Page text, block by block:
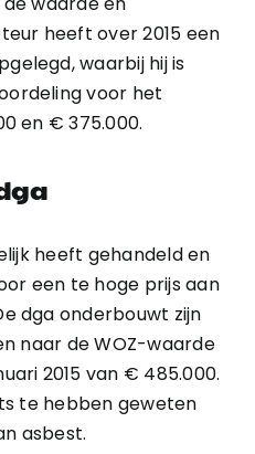
heeft over 2015 een
waarbij hij is
voor het
en € 375.000.
heeft gehandeld en
een te hoge prijs aan
dga onderbouwt zijn
naar de WOZ-waarde
2015 van € 485.000.
te hebben geweten
asbest.